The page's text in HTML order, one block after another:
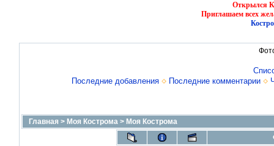
Открылся
Приглашаем всех
Последние добавления
Последние комментарии
Главная > Моя Кострома> Моя Кострома